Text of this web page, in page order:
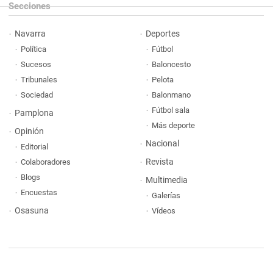
Secciones
Navarra
Política
Sucesos
Tribunales
Sociedad
Pamplona
Opinión
Editorial
Colaboradores
Blogs
Encuestas
Osasuna
Deportes
Fútbol
Baloncesto
Pelota
Balonmano
Fútbol sala
Más deporte
Nacional
Revista
Multimedia
Galerías
Vídeos